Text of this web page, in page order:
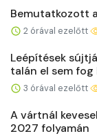
Bemutatkozott
2 órával ezelőtt
Leépítések
talán el sem fog
3 órával ezelőtt
A vártnál
2027 folyamán